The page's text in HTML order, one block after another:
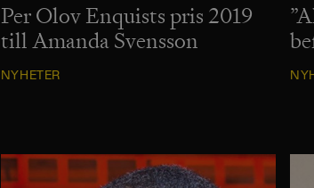
Per Olov Enquists pris 2019
till Amanda Svensson
NYHETER